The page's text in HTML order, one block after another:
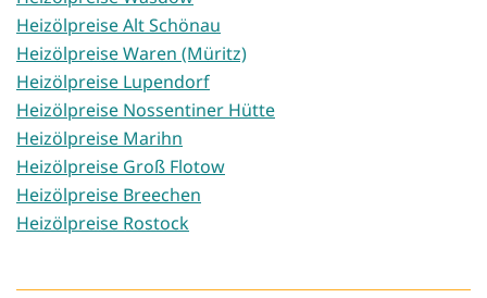
Heizölpreise Alt Schönau
Heizölpreise Waren (Müritz)
Heizölpreise Lupendorf
Heizölpreise Nossentiner Hütte
Heizölpreise Marihn
Heizölpreise Groß Flotow
Heizölpreise Breechen
Heizölpreise Rostock